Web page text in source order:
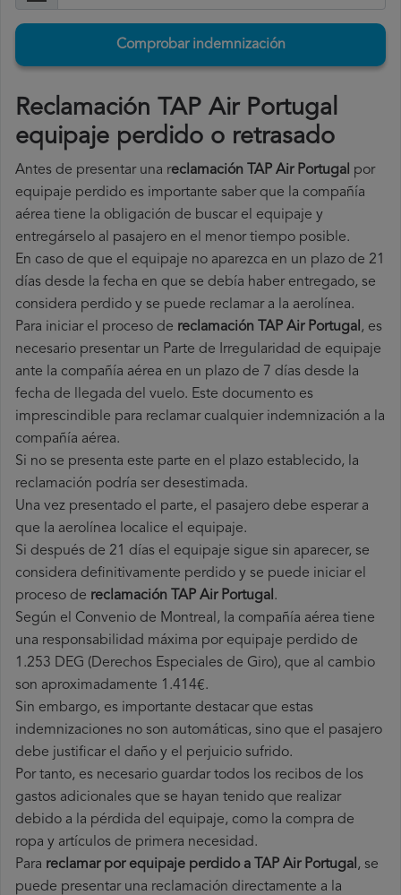
Comprobar indemnización
Reclamación TAP Air Portugal
equipaje perdido o retrasado
Antes de presentar una reclamación TAP Air Portugal por
equipaje perdido es importante saber que la compañía
aérea tiene la obligación de buscar el equipaje y
entregárselo al pasajero en el menor tiempo posible.
En caso de que el equipaje no aparezca en un plazo de 21
días desde la fecha en que se debía haber entregado, se
considera perdido y se puede reclamar a la aerolínea.
Para iniciar el proceso de reclamación TAP Air Portugal, es
necesario presentar un Parte de Irregularidad de equipaje
ante la compañía aérea en un plazo de 7 días desde la
fecha de llegada del vuelo. Este documento es
imprescindible para reclamar cualquier indemnización a la
compañía aérea.
Si no se presenta este parte en el plazo establecido, la
reclamación podría ser desestimada.
Una vez presentado el parte, el pasajero debe esperar a
que la aerolínea localice el equipaje.
Si después de 21 días el equipaje sigue sin aparecer, se
considera definitivamente perdido y se puede iniciar el
proceso de reclamación TAP Air Portugal.
Según el Convenio de Montreal, la compañía aérea tiene
una responsabilidad máxima por equipaje perdido de
1.253 DEG (Derechos Especiales de Giro), que al cambio
son aproximadamente 1.414€.
Sin embargo, es importante destacar que estas
indemnizaciones no son automáticas, sino que el pasajero
debe justificar el daño y el perjuicio sufrido.
Por tanto, es necesario guardar todos los recibos de los
gastos adicionales que se hayan tenido que realizar
debido a la pérdida del equipaje, como la compra de
ropa y artículos de primera necesidad.
Para reclamar por equipaje perdido a TAP Air Portugal, se
puede presentar una reclamación directamente a la